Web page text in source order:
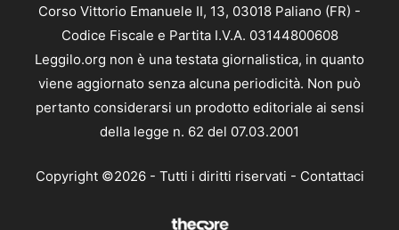
Corso Vittorio Emanuele II, 13, 03018 Paliano (FR) -
Codice Fiscale e Partita I.V.A. 03144800608
Leggilo.org non è una testata giornalistica, in quanto
viene aggiornato senza alcuna periodicità. Non può
pertanto considerarsi un prodotto editoriale ai sensi
della legge n. 62 del 07.03.2001
Copyright ©2026 - Tutti i diritti riservati - Contattaci